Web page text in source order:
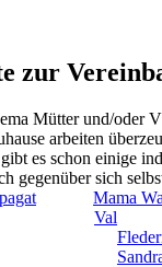
zur
Mütter und/
arbeiten
es schon einige
gegenüber sich
Mama
Val